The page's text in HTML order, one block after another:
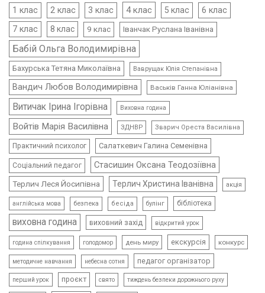
1 клас 2 клас 3 клас 4 клас 5 клас 6 клас
7 клас 8 клас 9 клас Іванчак Руслана Іванівна
Бабій Ольга Володимирівна
Бахурська Тетяна Миколаївна Ваврущак Юлія Степанівна
Вандич Любов Володимирівна Васьків Ганна Юліанівна
Витичак Ірина Ігорівна Виховна година
Войтів Марія Василівна ЗДНВР Зварич Ореста Василівна
Практичний психолог Салаткевич Галина Семенівна
Соціальний педагог Стасишин Оксана Теодозіївна
Терлич Леся Йосипівна Терлич Христина Іванівна акція
англійська мова безпека бесіда булінг бібліотека
виховна година виховний захід відкритий урок
година спілкування голодомор день миру екскурсія конкурс
методичне навчання небесна сотня педагог організатор
перший урок проєкт свято тиждень безпеки дорожнього руху